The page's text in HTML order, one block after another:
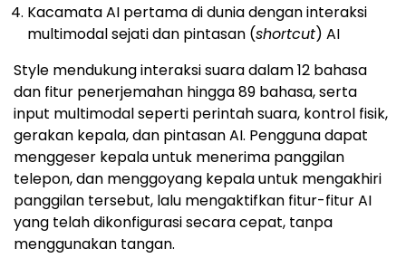
Kacamata AI pertama di dunia dengan interaksi
multimodal sejati dan pintasan (shortcut) AI
Style mendukung interaksi suara dalam 12 bahasa
dan fitur penerjemahan hingga 89 bahasa, serta
input multimodal seperti perintah suara, kontrol fisik,
gerakan kepala, dan pintasan AI. Pengguna dapat
menggeser kepala untuk menerima panggilan
telepon, dan menggoyang kepala untuk mengakhiri
panggilan tersebut, lalu mengaktifkan fitur-fitur AI
yang telah dikonfigurasi secara cepat, tanpa
menggunakan tangan.